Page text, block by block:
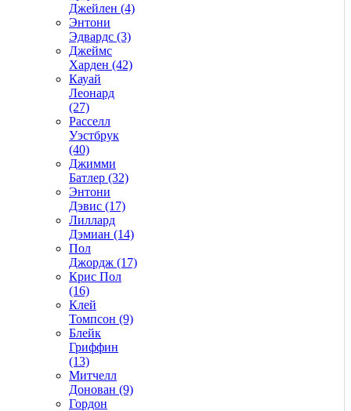
Джейлен (4)
Энтони
Эдвардс (3)
Джеймс
Харден (42)
Кауай
Леонард
(27)
Расселл
Уэстбрук
(40)
Джимми
Батлер (32)
Энтони
Дэвис (17)
Лиллард
Дэмиан (14)
Пол
Джордж (17)
Крис Пол
(16)
Клей
Томпсон (9)
Блейк
Гриффин
(13)
Митчелл
Донован (9)
Гордон